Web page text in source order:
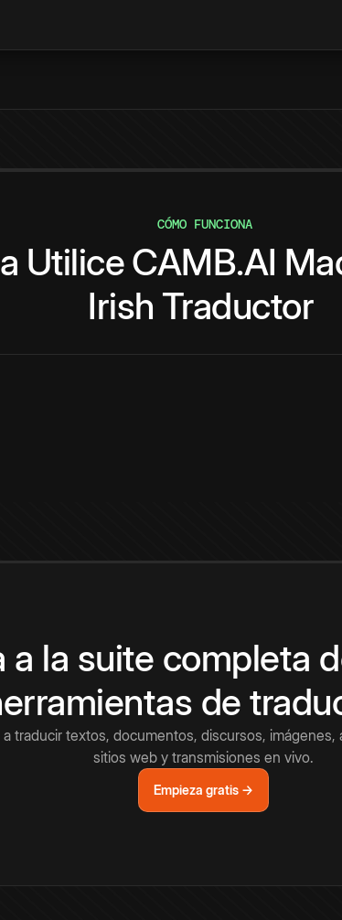
CÓMO FUNCIONA
a UtiliceCAMB.AI
Irish Traductor
a la suite completa
de
a traducir textos, documentos, discursos, imágenes,
sitios web y transmisiones en vivo.
Empieza gratis →